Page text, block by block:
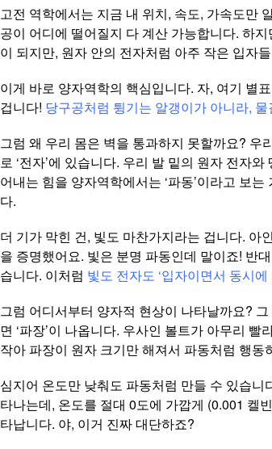
고전 역학에서는 지금 내 위치, 속도, 가속도만
공이 어디에 떨어질지 다 계산 가능합니다. 하
이 되지만, 원자 안의 전자처럼 아주 작은 입자
이게 바로 양자역학의 핵심입니다. 자, 여기 별표
겁니다! 당구공처럼 튕기는 알갱이가 아니라,
그럼 왜 우리 몸은 벽을 통과하지 못할까요?
로 ‘전자’에 있습니다. 우리 발 밑의 원자 전자
어내는 힘을 양자역학에서는 ‘파동’이라고 보
다.
더 기가 막힌 건, 빛도 마찬가지라는 겁니다. 아
을 증명했어요. 빛은 분명 파동인데 말이죠! 반
습니다. 이처럼 빛도 전자도 ‘입자이면서 동시에
그럼 어디서부터 양자적 현상이 나타날까요?
면 ‘파장’이 나옵니다. 우사인 볼트가 아무리
작아 파장이 원자 크기만 해져서 파동처럼 행동
심지어 온도만 낮춰도 파동처럼 만들 수 있습
타나는데, 온도를 절대 0도에 가깝게 (0.001 켈
타납니다. 야, 이거 진짜 대단하죠?